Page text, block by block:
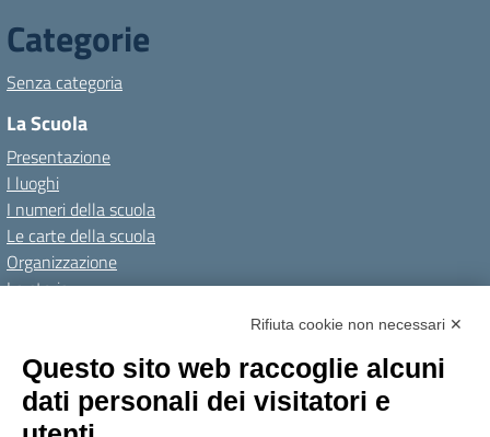
Categorie
Senza categoria
La Scuola
Presentazione
I luoghi
I numeri della scuola
Le carte della scuola
Organizzazione
La storia
Personale scolastico
Famiglie e studenti
Percorsi di studio
Rifiuta cookie non necessari ✕
Questo sito web raccoglie alcuni
dati personali dei visitatori e